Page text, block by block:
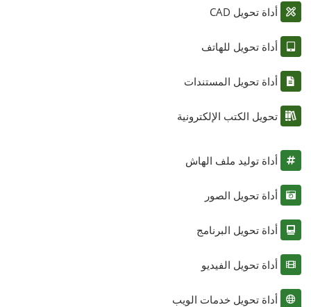
أداة تحويل CAD
أداة تحويل للهاتف
أداة تحويل المستندات
تحويل الكتب الإلكترونية
أداة توليد ملف الهاش
أداة تحويل الصور
أداة تحويل البرنامج
أداة تحويل الفيديو
أداة تحويل خدمات الويب